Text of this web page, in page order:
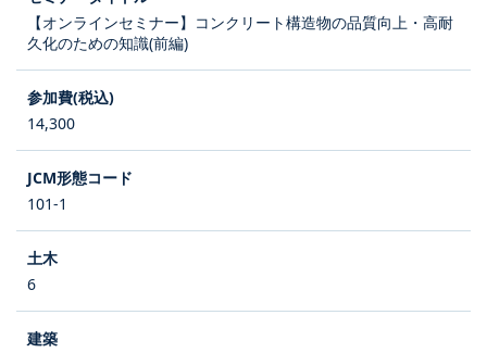
【オンラインセミナー】コンクリート構造物の品質向上・高耐
久化のための知識(前編)
14,300
101-1
6